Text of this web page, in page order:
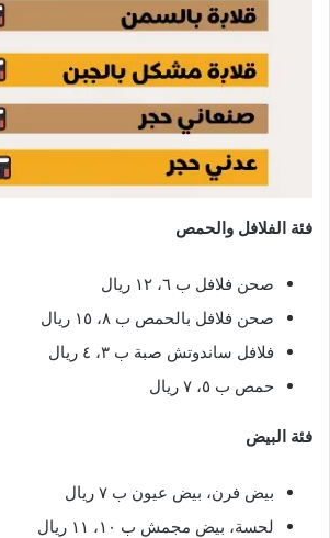
فئة الفلافل والحمص
صحن فلافل ب ٦، ١٢ ريال
صحن فلافل بالحمص ب ٨، ١٥ ريال
فلافل ساندوتش صبة ب ٣، ٤ ريال
حمص ب ٥، ٧ ريال
فئة البيض
بيض فرن، بيض عيون ب ٧ ريال
لحسة، بيض مجمش ب ١٠، ١١ ريال